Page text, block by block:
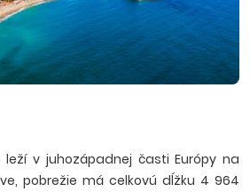
leží v juhozápadnej časti Európy na
pobrežie má celkovú dĺžku 4 964